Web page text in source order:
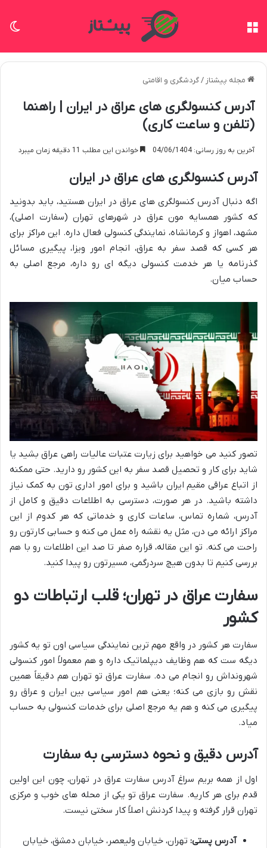
مجله پیشتاز /گردشگری و اقامتی
آدرس کنسولگری های عراق در ایران | راهنما
(تلفن و ساعت کاری)
آخرین به روز رسانی: 04/06/1404 خواندن این مطلب 11 دقیقه زمان میبرد
آدرس کنسولگری های عراق در ایران
اگه دنبال آدرس کنسولگری های عراق در ایران هستید، باید بدونید
که کشور همسایه مون عراق در شهرهای تهران (سفارت اصلی)،
مشهد، اهواز و کرمانشاه، نمایندگی کنسولی فعال داره. این مراکز برای
هر کسی که قصد سفر به عراق، انجام امور ویزا، پیگیری مسائل
گذرنامه یا هر خدمت کنسولی دیگه ای رو داره، مرجع اصلی به
حساب میان.
تصور کنید می خواهید برای زیارت عتبات عالیات راهی عراق بشید یا
شاید برای کار و تحصیل قصد سفر به این کشور رو دارید. حتی ممکنه
از اتباع عراقی مقیم ایران باشید و برای امور اداری تون به کمک نیاز
داشته باشید. در هر صورت، دسترسی به اطلاعات دقیق و کامل از
آدرس، شماره تماس، ساعات کاری و خدماتی که هر کدوم از این
مراکز ارائه می دن، مثل یه نقشه راه عمل می کنه و حسابی کارتون رو
راحت می کنه. تو این مقاله، قراره صفر تا صد این اطلاعات رو با هم
بررسی کنیم تا بدون هیچ سردرگمی، مسیرتون رو پیدا کنید.
سفارت عراق در تهران؛ قلب ارتباطات دو
کشور
سفارت هر کشور در واقع مهم ترین نمایندگی سیاسی اون تو یه کشور
دیگه ست که هم وظایف دیپلماتیک داره و هم معمولاً امور کنسولی
شهرونداش رو انجام می ده. سفارت عراق تو تهران هم دقیقاً همین
نقش رو بازی می کنه؛ یعنی هم امور سیاسی بین ایران و عراق رو
پیگیری می کنه و هم یه مرجع اصلی برای خدمات کنسولی به حساب
میاد.
آدرس دقیق و نحوه دسترسی به سفارت
اول از همه بریم سراغ آدرس سفارت عراق در تهران، چون این اولین
قدم برای هر کاریه. سفارت عراق تو یکی از محله های خوب و مرکزی
تهران قرار گرفته و پیدا کردنش اصلاً کار سختی نیست.
آدرس پستی: تهران، خیابان ولیعصر، خیابان دمشق، خیابان